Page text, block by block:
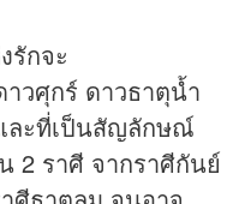
รักจะ
าวศุกร์ ดาวธาตุน้ำ
ละที่เป็นสัญลักษณ์
2 ราศี จากราศีกันย์